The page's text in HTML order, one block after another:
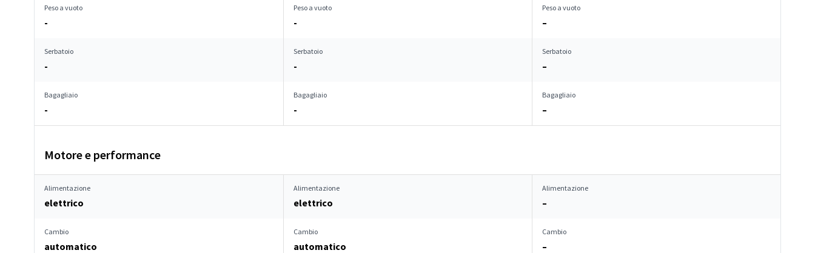
Peso a vuoto
-
Peso a vuoto
-
Peso a vuoto
–
Serbatoio
-
Serbatoio
-
Serbatoio
–
Bagagliaio
-
Bagagliaio
-
Bagagliaio
–
Motore e performance
Alimentazione
elettrico
Alimentazione
elettrico
Alimentazione
–
Cambio
automatico
Cambio
automatico
Cambio
–